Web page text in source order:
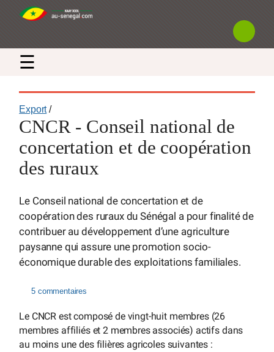
☰
Export/
CNCR - Conseil national de
concertation et de coopération
des ruraux
Le Conseil national de concertation et de
coopération des ruraux du Sénégal a pour finalité de
contribuer au développement d’une agriculture
paysanne qui assure une promotion socio-
économique durable des exploitations familiales.
5 commentaires
Le CNCR est composé de vingt-huit membres (26
membres affiliés et 2 membres associés) actifs dans
au moins une des filières agricoles suivantes :